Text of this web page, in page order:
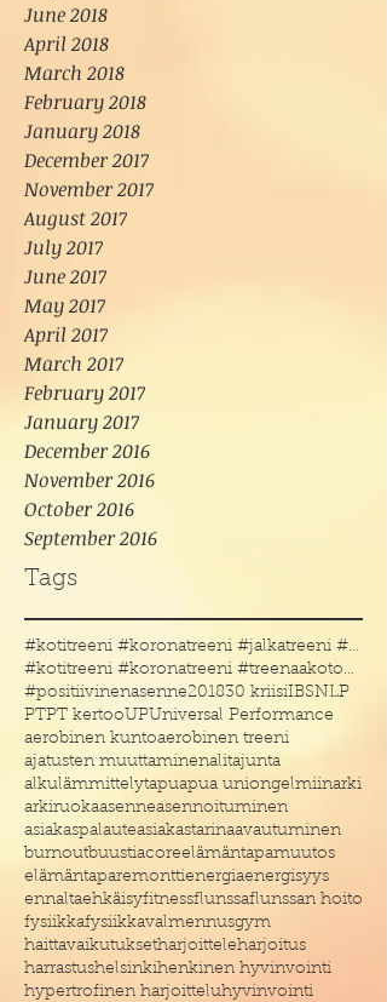
June 2018
April 2018
March 2018
February 2018
January 2018
December 2017
November 2017
August 2017
July 2017
June 2017
May 2017
April 2017
March 2017
February 2017
January 2017
December 2016
November 2016
October 2016
September 2016
Tags
#kotitreeni #koronatreeni #jalkatreeni #treenakoto
#kotitreeni #koronatreeni #treenaakotona #treenaau
#positiivinenasenne201830 kriisiIBSNLP
PTPT kertooUPUniversal Performance
aerobinen kuntoaerobinen treeni
ajatusten muuttaminenalitajunta
alkulämmittelytapuapua uniongelmiinarki
arkiruokaasenneasennoituminen
asiakaspalauteasiakastarinaavautuminen
burnoutbuustiacoreelämäntapamuutos
elämäntaparemonttienergiaenergisyys
ennaltaehkäisyfitnessflunssaflunssan hoito
fysiikkafysiikkavalmennusgym
haittavaikutuksetharjoitteleharjoitus
harrastushelsinkihenkinen hyvinvointi
hypertrofinen harjoitteluhyvinvointi